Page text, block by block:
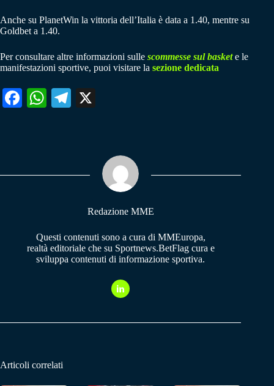
Anche su PlanetWin la vittoria dell’Italia è data a 1.40, mentre su
Goldbet a 1.40.
Per consultare altre informazioni sulle scommesse sul baskete le
manifestazioni sportive, puoi visitare la sezione dedicata
Fa W
pp
Te
m
Redazione MME
Questi contenuti sono a cura di MMEuropa,
realtà editoriale che su Sportnews.BetFlag cura e
sviluppa contenuti di informazione sportiva.
Articoli correlati